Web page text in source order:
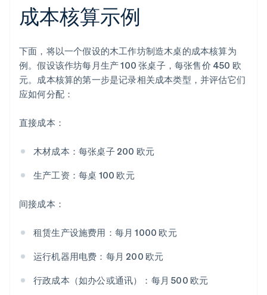
成本核算示例
下面，将以一个假设的木工作坊制造木桌的成本核算为
例。假设该作坊每月生产 100 张桌子，每张售价 450 欧
元。成本核算的第一步是记录相关成本类型，并评估它们
应如何分配：
直接成本：
木材成本：每张桌子 200 欧元
生产工资：每桌 100 欧元
间接成本：
租赁生产设施费用：每月 1000 欧元
运行机器用电费：每月 200 欧元
行政成本（如办公或通讯）：每月 500 欧元